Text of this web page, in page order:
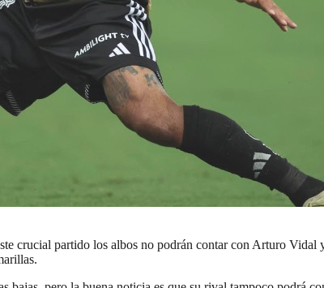
crucial partido los albos no podrán contar con Arturo